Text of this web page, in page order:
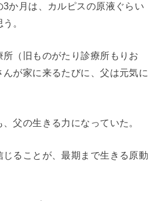
か月は、カルピスの原液ぐらい
。
（旧ものがたり診療所もりお
が家に来るたびに、父は元気に
父の生きる力になっていた。
ることが、最期まで生きる原動